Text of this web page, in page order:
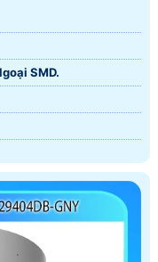
SMD.